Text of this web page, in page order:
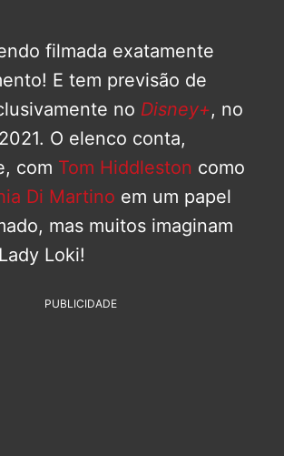
filmada exatamente
E tem previsão de
no Disney+, no
O elenco conta,
com Tom Hiddleston como
Di Martino em um papel
mas muitos imaginam
Loki!
PUBLICIDADE